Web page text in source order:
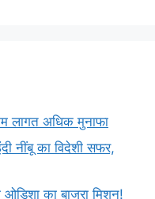
लागत अधिक मुनाफा
नींबू का विदेशी सफर,
का बाजरा मिशन!